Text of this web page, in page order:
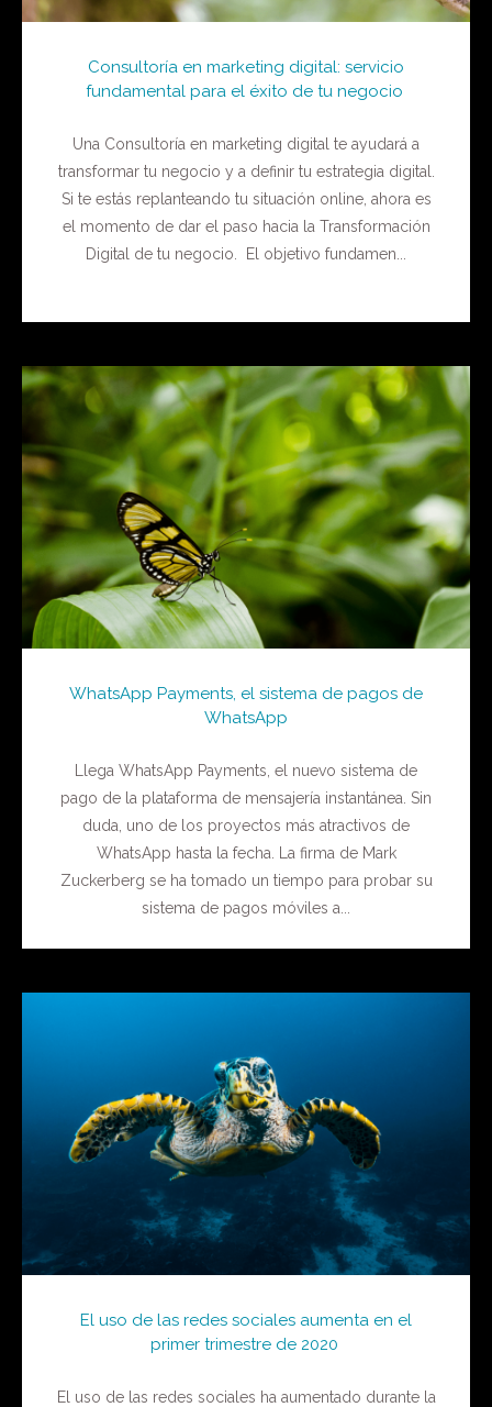
Consultoría en marketing digital: servicio
fundamental para el éxito de tu negocio
Una Consultoría en marketing digital te ayudará a
transformar tu negocio y a definir tu estrategia digital.
Si te estás replanteando tu situación online, ahora es
el momento de dar el paso hacia la Transformación
Digital de tu negocio. El objetivo fundamen...
WhatsApp Payments, el sistema de pagos de
WhatsApp
Llega WhatsApp Payments, el nuevo sistema de
pago de la plataforma de mensajería instantánea. Sin
duda, uno de los proyectos más atractivos de
WhatsApp hasta la fecha. La firma de Mark
Zuckerberg se ha tomado un tiempo para probar su
sistema de pagos móviles a...
El uso de las redes sociales aumenta en el
primer trimestre de 2020
El uso de las redes sociales ha aumentado durante la